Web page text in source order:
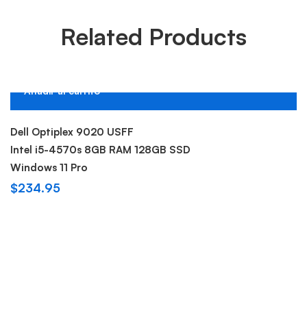
Related Products
Añadir al carrito
Dell Optiplex 9020 USFF
Intel i5-4570s 8GB RAM 128GB SSD
Windows 11 Pro
$234.95